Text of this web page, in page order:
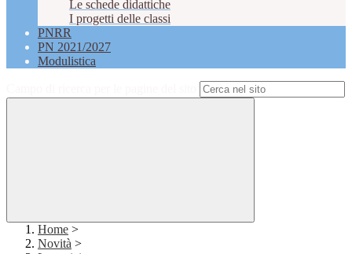
Le schede didattiche
I progetti delle classi
PNRR
PN 2021/2027
Modulistica
Home >
Novità >